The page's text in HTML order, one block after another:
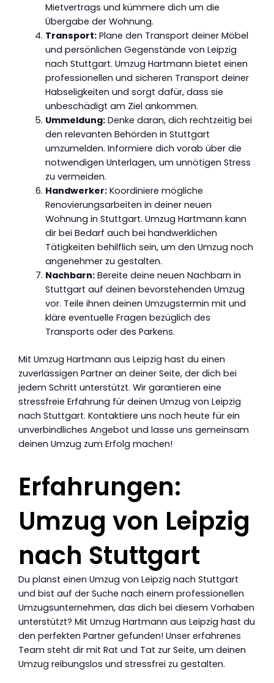
Mietvertrags und kümmere dich um die
Übergabe der Wohnung.
Transport:Plane den Transport deiner Möbel
und persönlichen Gegenstände von Leipzig
nach Stuttgart. Umzug Hartmann bietet einen
professionellen und sicheren Transport deiner
Habseligkeiten und sorgt dafür, dass sie
unbeschädigt am Ziel ankommen.
Ummeldung:Denke daran, dich rechtzeitig bei
den relevanten Behörden in Stuttgart
umzumelden. Informiere dich vorab über die
notwendigen Unterlagen, um unnötigen Stress
zu vermeiden.
Handwerker:Koordiniere mögliche
Renovierungsarbeiten in deiner neuen
Wohnung in Stuttgart. Umzug Hartmann kann
dir bei Bedarf auch bei handwerklichen
Tätigkeiten behilflich sein, um den Umzug noch
angenehmer zu gestalten.
Nachbarn:Bereite deine neuen Nachbarn in
Stuttgart auf deinen bevorstehenden Umzug
vor. Teile ihnen deinen Umzugstermin mit und
kläre eventuelle Fragen bezüglich des
Transports oder des Parkens.
Mit Umzug Hartmann aus Leipzig hast du einen
zuverlässigen Partner an deiner Seite, der dich bei
jedem Schritt unterstützt. Wir garantieren eine
stressfreie Erfahrung für deinen Umzug von Leipzig
nach Stuttgart. Kontaktiere uns noch heute für ein
unverbindliches Angebot und lasse uns gemeinsam
deinen Umzug zum Erfolg machen!
Erfahrungen:
Umzug von Leipzig
nach Stuttgart
Du planst einen Umzug von Leipzig nach Stuttgart
und bist auf der Suche nach einem professionellen
Umzugsunternehmen, das dich bei diesem Vorhaben
unterstützt? Mit Umzug Hartmann aus Leipzig hast du
den perfekten Partner gefunden! Unser erfahrenes
Team steht dir mit Rat und Tat zur Seite, um deinen
Umzug reibungslos und stressfrei zu gestalten.